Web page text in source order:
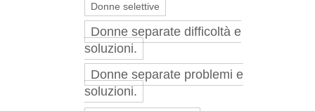
Donne selettive
Donne separate difficoltà e
soluzioni.
Donne separate problemi e
soluzioni.